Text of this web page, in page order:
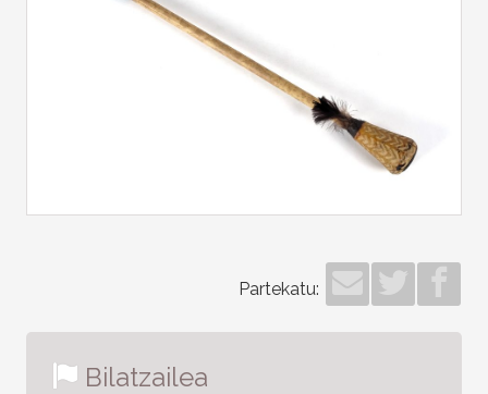
Partekatu:
Bilatzailea